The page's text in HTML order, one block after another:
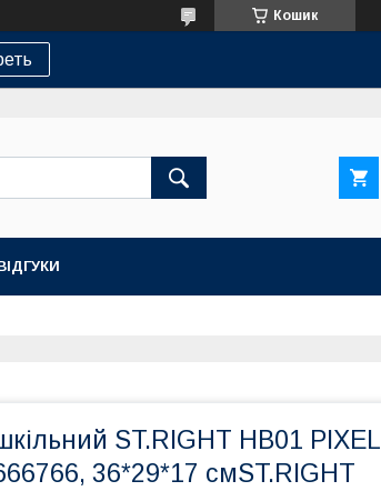
Кошик
ST.RIGHT HB01 PIXEL
36*29*17 смST.RIGHT